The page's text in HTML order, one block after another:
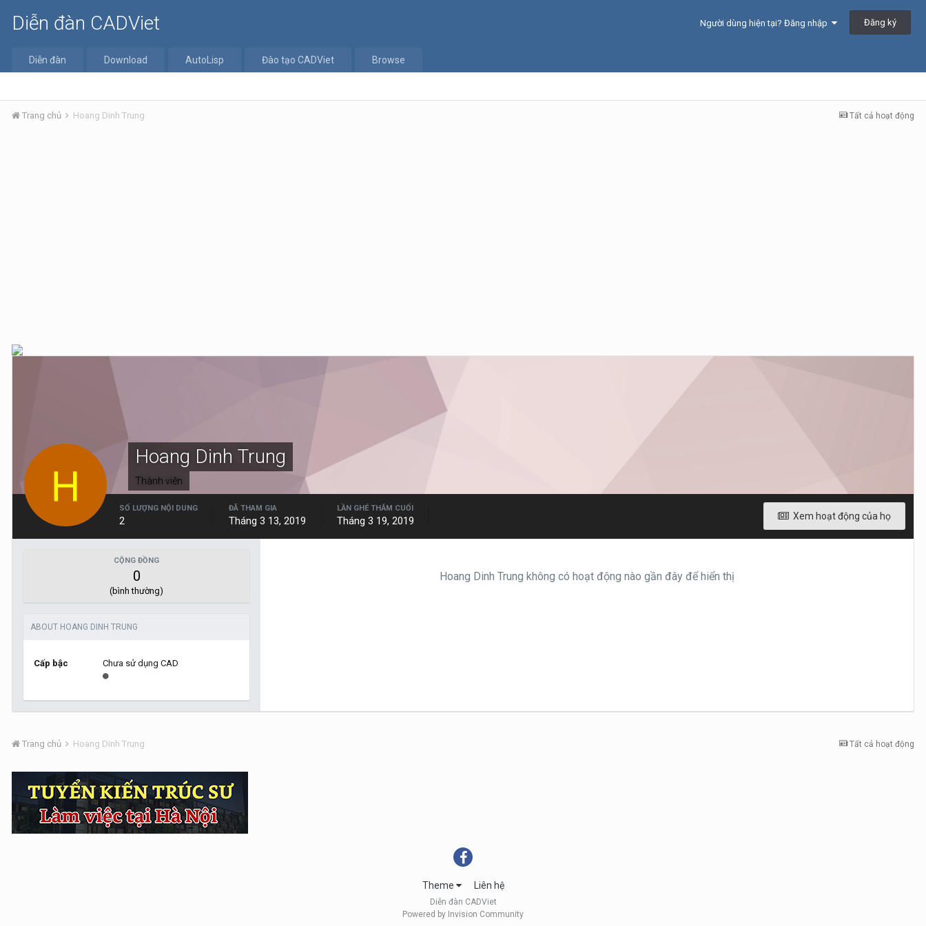
Diễn đàn CADViet Người dùng hiện tại? Đăng nhập Đăng ký
Diễn đàn Download AutoLisp Đào tạo CADViet Browse
Tất cả hoạt động
Trang chủ Hoang Dinh Trung
Hoang Dinh Trung
Thành viên
Xem hoạt động của họ
SỐ LƯỢNG NỘI DUNG
2
ĐÃ THAM GIA
Tháng 3 13, 2019
LẦN GHÉ THĂM CUỐI
Tháng 3 19, 2019
CỘNG ĐỒNG
0
(bình thường)
ABOUT HOANG DINH TRUNG
Cấp bậc Chưa sử dụng CAD
Hoang Dinh Trung không có hoạt động nào gần đây để hiển thị
Tất cả hoạt động
Trang chủ Hoang Dinh Trung
Theme Liên hệ
Diễn đàn CADViet
Powered by Invision Community